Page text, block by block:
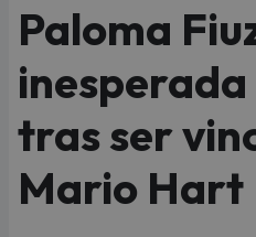
Paloma
tras ser
Mario Hart